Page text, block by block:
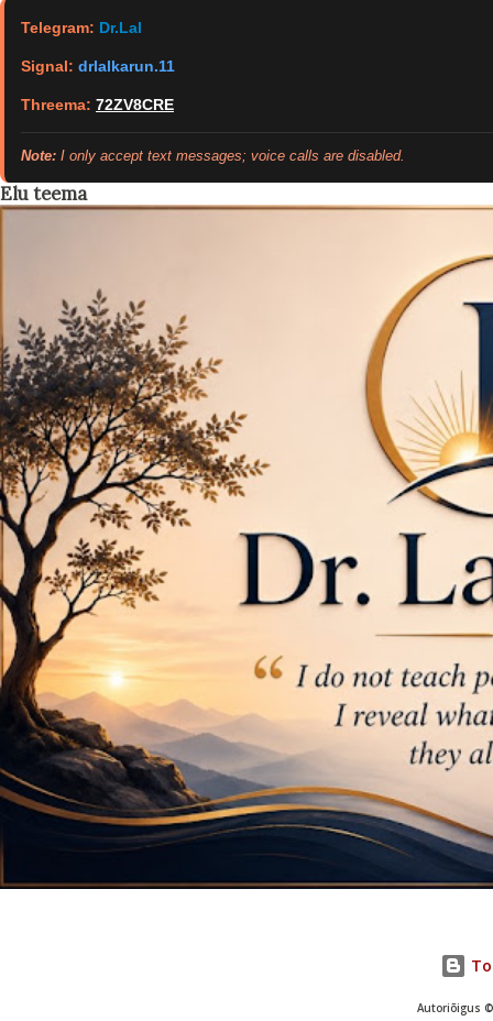
Telegram: Dr.Lal
Signal: drlalkarun.11
Threema: 72ZV8CRE
Note: I only accept text messages; voice calls are disabled.
Elu teema
Autoriõigus ©